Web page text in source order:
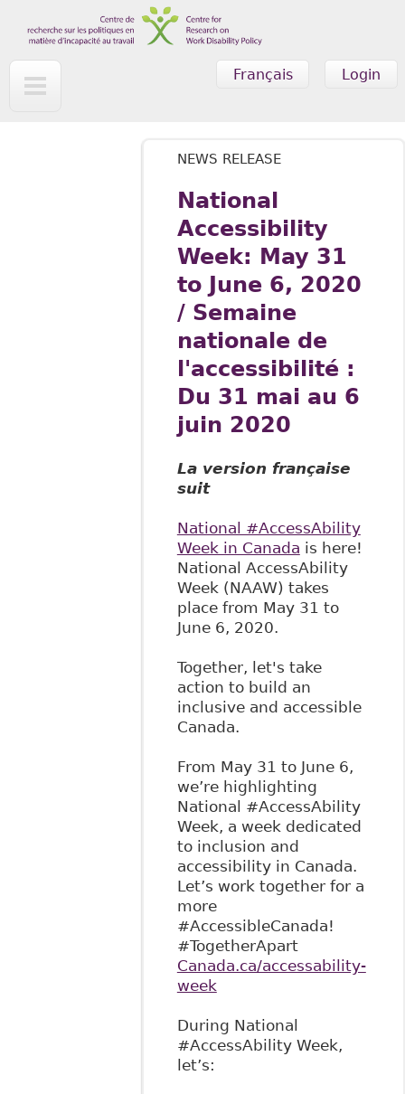
Skip to main content
Login
Français
NEWS RELEASE
National
Accessibility
Week: May 31
to June 6, 2020
/ Semaine
nationale de
l'accessibilité :
Du 31 mai au 6
juin 2020
La version française
suit
National #AccessAbility
Week in Canada is here!
National AccessAbility
Week (NAAW) takes
place from May 31 to
June 6, 2020.
Together, let's take
action to build an
inclusive and accessible
Canada.
From May 31 to June 6,
we’re highlighting
National #AccessAbility
Week, a week dedicated
to inclusion and
accessibility in Canada.
Let’s work together for a
more
#AccessibleCanada!
#TogetherApart
Canada.ca/accessability-
week
During National
#AccessAbility Week,
let’s: